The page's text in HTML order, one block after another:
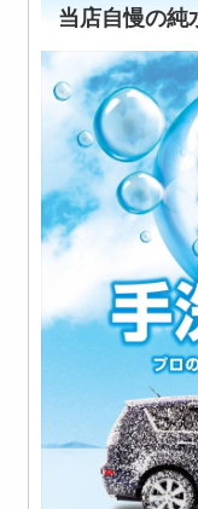
当店自慢の純